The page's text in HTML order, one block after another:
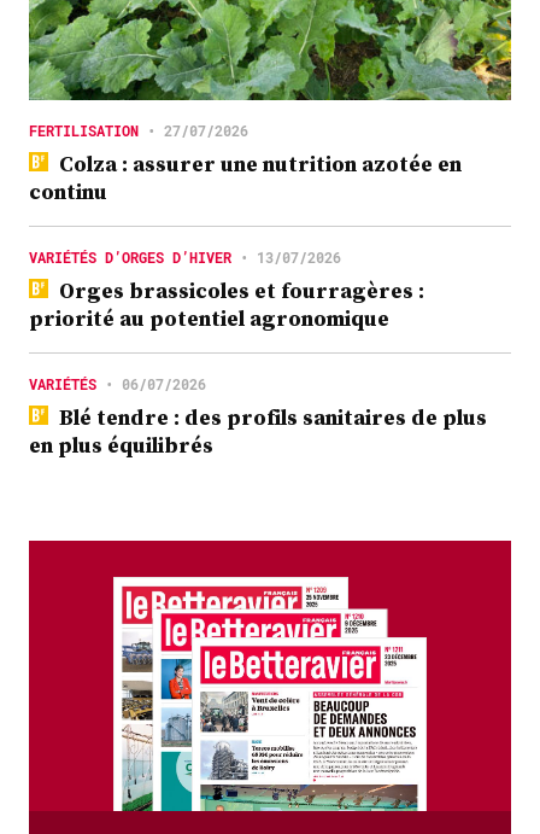
FERTILISATION • 27/07/2026
Colza : assurer une nutrition azotée en
continu
VARIÉTÉS D’ORGES D’HIVER • 13/07/2026
Orges brassicoles et fourragères :
priorité au potentiel agronomique
VARIÉTÉS • 06/07/2026
Blé tendre : des profils sanitaires de plus
en plus équilibrés